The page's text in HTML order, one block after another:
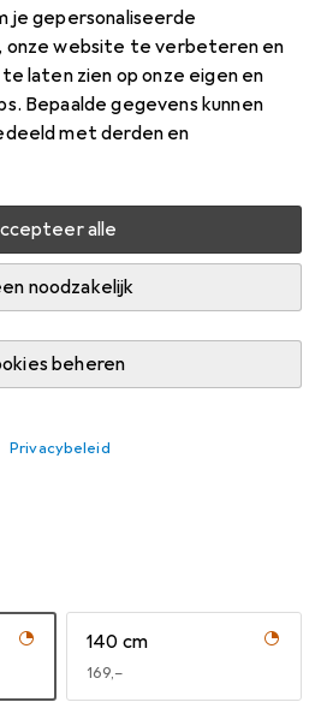
je gepersonaliseerde
onze website te verbeteren en
laten zien op onze eigen en
Bepaalde gegevens kunnen
met derden en
alle
noodzakelijk
beheren
Privacybeleid
Merk
Meer van Wohnling
2-9 en wo, 9-9
voorraad bij leverancier
product eerder beschikbaar is
In winkelmandje
140 cm
EUR
169,–